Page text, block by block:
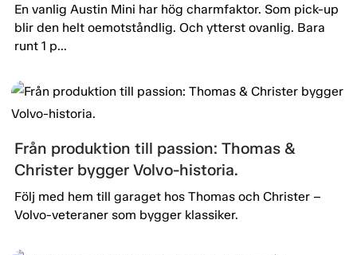
En vanlig Austin Mini har hög charmfaktor. Som pick-up
blir den helt oemotståndlig. Och ytterst ovanlig. Bara
runt 1 p...
Från produktion till passion: Thomas &
Christer bygger Volvo-historia.
Följ med hem till garaget hos Thomas och Christer –
Volvo-veteraner som bygger klassiker.